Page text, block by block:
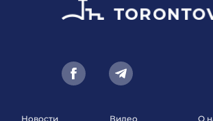
Новости
Видео
О